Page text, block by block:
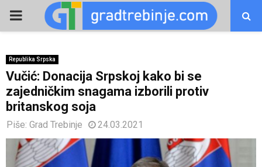
PRIMARY
Republika Srpska
Vučić: Donacija Srpskoj kako bi se
zajedničkim snagama izborili protiv
britanskog soja
Piše: Grad Trebinje 24.03.2021